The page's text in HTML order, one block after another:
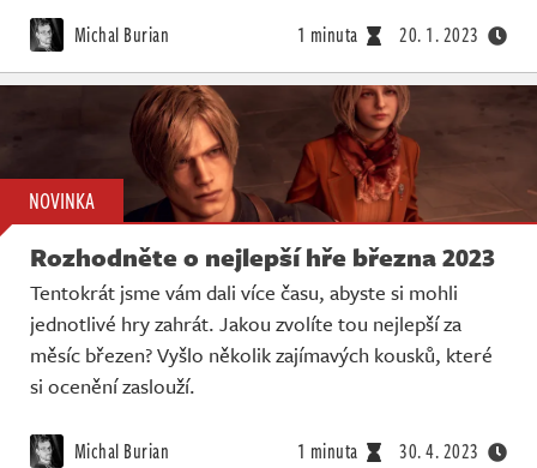
Michal Burian 1 minuta 20. 1. 2023
NOVINKA
Rozhodněte o nejlepší hře března 2023
Tentokrát jsme vám dali více času, abyste si mohli
jednotlivé hry zahrát. Jakou zvolíte tou nejlepší za
měsíc březen? Vyšlo několik zajímavých kousků, které
si ocenění zaslouží.
Michal Burian 1 minuta 30. 4. 2023